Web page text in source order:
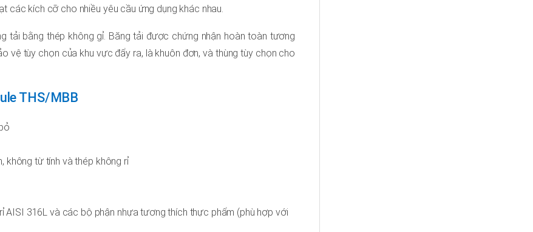
các kích cỡ cho nhiều yêu cầu ứng dụng khác nhau.
tải bằng thép không gỉ. Băng tải được chứng nhận hoàn toàn tương
vệ tùy chọn của khu vực đẩy ra, là khuôn đơn, và thùng tùy chọn cho
THS/MBB
không từ tính và thép không rỉ
AISI 316L và các bộ phận nhựa tương thích thực phẩm (phù hợp với